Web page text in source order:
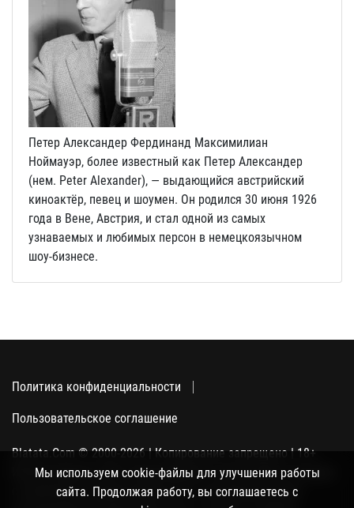
Петер Александер Фердинанд Максимилиан
Ноймауэр, более известный как Петер Александер
(нем. Peter Alexander), — выдающийся австрийский
киноактёр, певец и шоумен. Он родился 30 июня 1926
года в Вене, Австрия, и стал одной из самых
узнаваемых и любимых персон в немецкоязычном
шоу-бизнесе.
Политика конфиденциальности
Пользовательское соглашение
Blatata.Com © 2000-2026 | Копирование запрещено | 18+
Использование сайта подразумевает ваше полное согласие
с политикой конфиденциальности, пользовательским
Мы используем cookie-файлы для улучшения работы
сайта. Продолжая работу, вы соглашаетесь с